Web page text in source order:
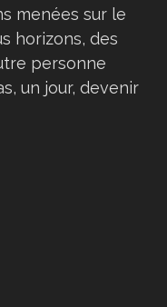
menées sur le
horizons, des
personne
un jour, devenir